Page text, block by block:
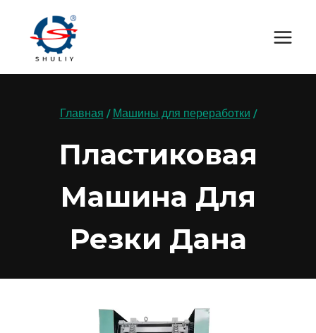
содержимому
Главная / Машины для переработки /
Пластиковая
Машина Для
Резки Дана